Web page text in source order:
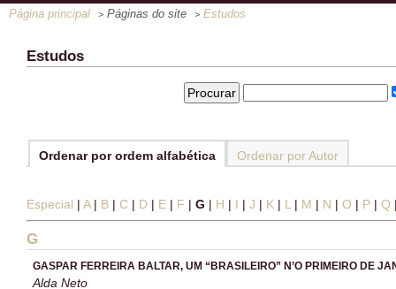
Página principal
> Páginas do site > Estudos
Estudos
Ordenar por ordem alfabética Ordenar por Autor
Especial | A| B | C | D | E | F | G | H | I | J | K | L| M | N | O | P | Q
G
GASPAR FERREIRA BALTAR, UM “BRASILEIRO” N’O PRIMEIRO DE
Alda Neto